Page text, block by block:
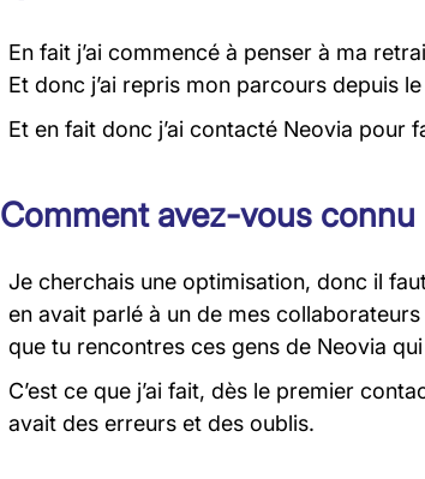
En fait j’ai commencé à penser à ma
Et donc j’ai repris mon parcours depuis
Et en fait donc j’ai contacté Neovia pour
Comment avez-vous connu
Je cherchais une optimisation, donc il
en avait parlé à un de mes
que tu rencontres ces gens de Neovia
C’est ce que j’ai fait, dès le premier
avait des erreurs et des oublis.